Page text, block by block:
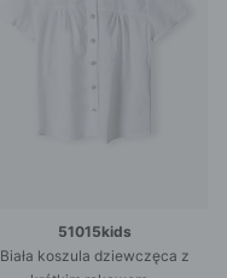
51015kids
Biała koszula dziewczęca z